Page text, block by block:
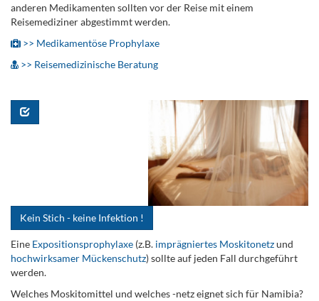
anderen Medikamenten sollten vor der Reise mit einem
Reisemediziner abgestimmt werden.
>> Medikamentöse Prophylaxe
>> Reisemedizinische Beratung
Kein Stich - keine Infektion !
Eine Expositionsprophylaxe (z.B. imprägniertes Moskitonetzund
hochwirksamer Mückenschutz) sollte auf jeden Fall durchgeführt
werden.
Welches Moskitomittel und welches -netz eignet sich für Namibia?